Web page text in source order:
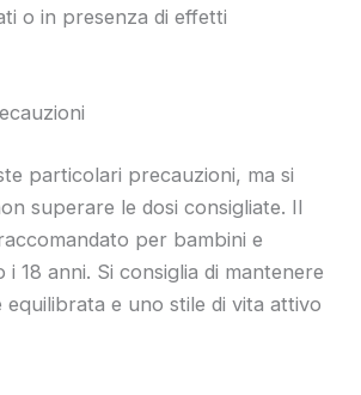
o in presenza di effetti
particolari precauzioni, ma si
superare le dosi consigliate. Il
per bambini e
i 18 anni. Si consiglia di mantenere
equilibrata e uno stile di vita attivo